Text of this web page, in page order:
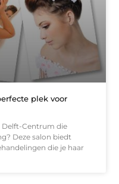
plek voor
Delft-Centrum die
Deze salon biedt
die je haar